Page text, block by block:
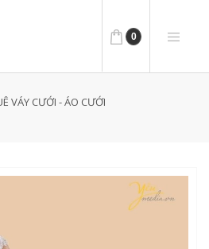
0
VÁY CƯỚI - ÁO CƯỚI